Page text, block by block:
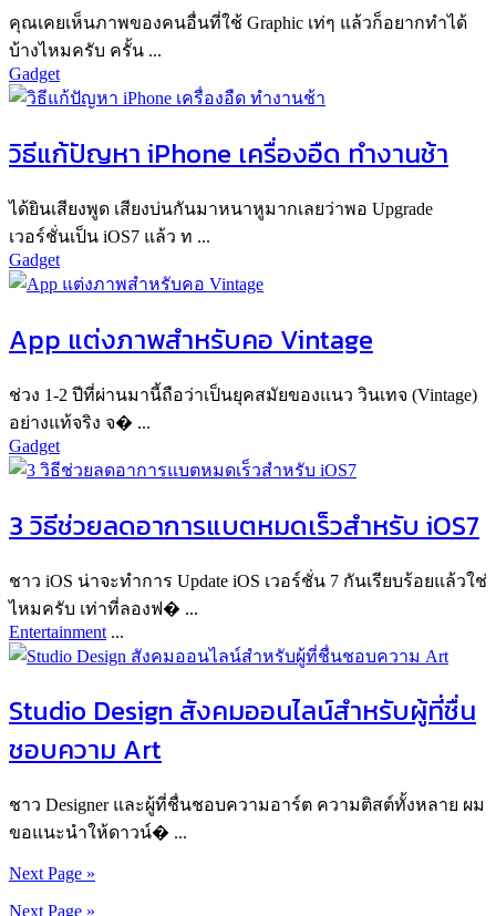
คุณเคยเห็นภาพของคนอื่นที่ใช้ Graphic เท่ๆ แล้วก็อยากทำได้
บ้างไหมครับ ครั้น ...
Gadget
วิธีแก้ปัญหา iPhone เครื่องอืด ทำงานช้า
ได้ยินเสียงพูด เสียงบ่นกันมาหนาหูมากเลยว่าพอ Upgrade
เวอร์ชั่นเป็น iOS7 แล้ว ท ...
Gadget
App แต่งภาพสำหรับคอ Vintage
ช่วง 1-2 ปีที่ผ่านมานี้ถือว่าเป็นยุคสมัยของแนว วินเทจ (Vintage)
อย่างแท้จริง จ� ...
Gadget
3 วิธีช่วยลดอาการแบตหมดเร็วสำหรับ iOS7
ชาว iOS น่าจะทำการ Update iOS เวอร์ชั่น 7 กันเรียบร้อยแล้วใช่
ไหมครับ เท่าที่ลองฟ� ...
Entertainment ...
Studio Design สังคมออนไลน์สำหรับผู้ที่ชื่น
ชอบความ Art
ชาว Designer และผู้ที่ชื่นชอบความอาร์ต ความติสต์ทั้งหลาย ผม
ขอแนะนำให้ดาวน์� ...
Next Page »
Next Page »